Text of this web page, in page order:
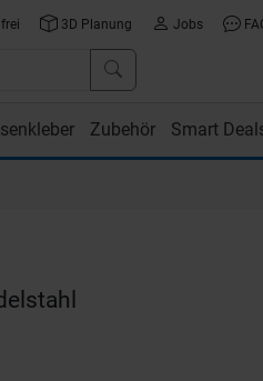
3D Planung Jobs
Zubehör Smart